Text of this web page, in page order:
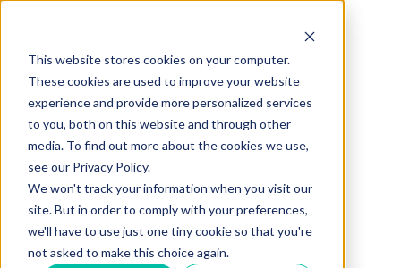
This website stores cookies on your computer.
These cookies are used to improve your website
experience and provide more personalized services
to you, both on this website and through other
media. To find out more about the cookies we use,
see our Privacy Policy.
We won't track your information when you visit our
site. But in order to comply with your preferences,
we'll have to use just one tiny cookie so that you're
not asked to make this choice again.